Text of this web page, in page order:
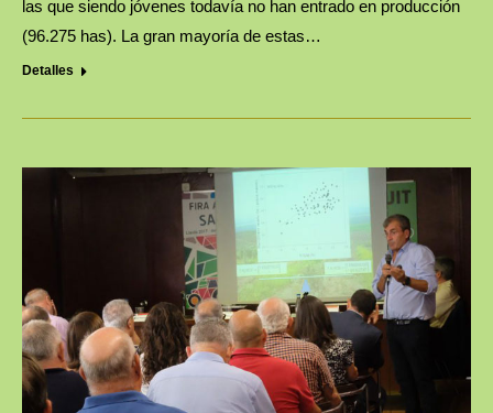
las que siendo jóvenes todavía no han entrado en producción
(96.275 has). La gran mayoría de estas…
Detalles